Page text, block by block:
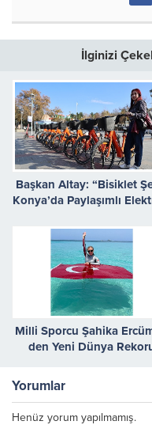
İlginizi
Başkan Altay: “Bisiklet
Konya’da Paylaşımlı
Milli Sporcu Şahika
den Yeni Dünya
Yorumlar
Henüz yorum yapılmamış.